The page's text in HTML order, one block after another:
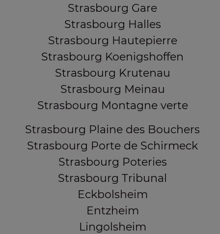
Strasbourg Gare
Strasbourg Halles
Strasbourg Hautepierre
Strasbourg Koenigshoffen
Strasbourg Krutenau
Strasbourg Meinau
Strasbourg Montagne verte
Strasbourg Plaine des Bouchers
Strasbourg Porte de Schirmeck
Strasbourg Poteries
Strasbourg Tribunal
Eckbolsheim
Entzheim
Lingolsheim